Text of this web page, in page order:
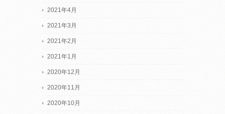
2021年4月
2021年3月
2021年2月
2021年1月
2020年12月
2020年11月
2020年10月